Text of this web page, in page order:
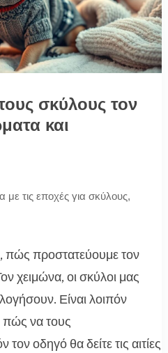
σκύλους τον
και
τις εποχές για σκύλους,
πώς προστατεύουμε τον
χειμώνα, οι σκύλοι μας
Είναι λοιπόν
πώς να τους
οδηγό θα δείτε τις αιτίες